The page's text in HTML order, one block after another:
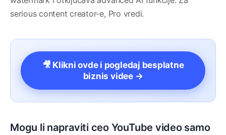
serious content creator-e, Pro vredi.
🎥 Klikni ovde i pogledaj besplatne
biznis videe →
Mogu li napraviti ceo YouTube video samo